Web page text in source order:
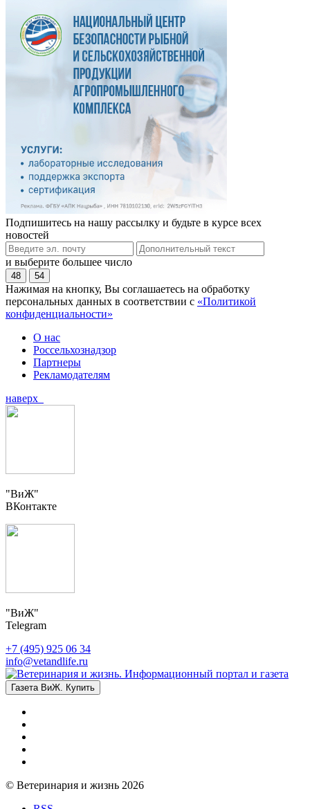
Подпишитесь на нашу рассылку и будьте в курсе всех
новостей
и выберите большее число
48 54
Нажимая на кнопку, Вы соглашаетесь на обработку
персональных данных в соответствии с «Политикой
конфиденциальности»
О нас
Россельхознадзор
Партнеры
Рекламодателям
наверх
"ВиЖ"
ВКонтакте
"ВиЖ"
Telegram
+7 (495) 925 06 34
info@vetandlife.ru
Газета ВиЖ. Купить
© Ветеринария и жизнь 2026